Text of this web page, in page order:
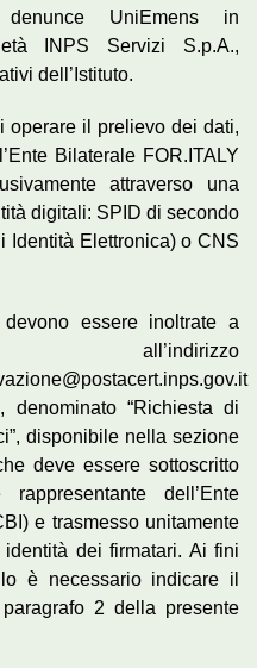
UniEmens in
INPS Servizi S.p.A.,
dell’Istituto.
operare il prelievo dei dati,
Bilaterale FOR.ITALY
attraverso una
digitali: SPID di secondo
Identità Elettronica) o CNS
essere inoltrate a
denominato “Richiesta di
disponibile nella sezione
deve essere sottoscritto
dell’Ente
e trasmesso unitamente
dei firmatari. Ai fini
è necessario indicare il
2 della presente